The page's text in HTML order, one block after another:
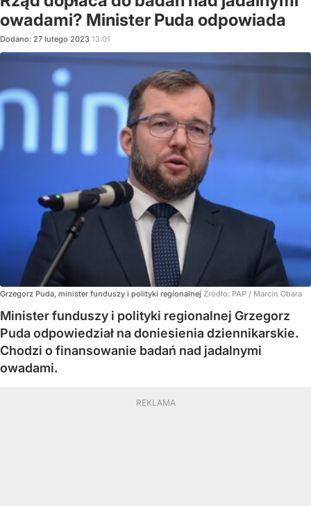
owadami? Minister Puda odpowiada
Dodano: 27 lutego 2023 13:01
Grzegorz Puda, minister funduszy i polityki regionalnej Źródło: PAP / Marcin Obara
Minister funduszy i polityki regionalnej Grzegorz
Puda odpowiedział na doniesienia dziennikarskie.
Chodzi o finansowanie badań nad jadalnymi
owadami.